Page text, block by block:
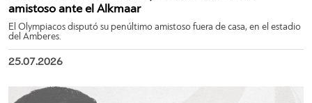
amistoso ante el Alkmaar
El Olympiacos disputó su penúltimo amistoso fuera de casa, en el estadio
del Amberes.
25.07.2026